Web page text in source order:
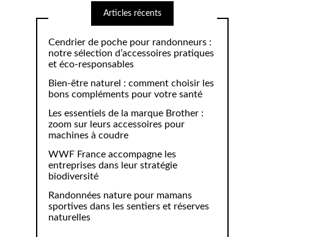
Articles récents
Cendrier de poche pour randonneurs :
notre sélection d’accessoires pratiques
et éco-responsables
Bien-être naturel : comment choisir les
bons compléments pour votre santé
Les essentiels de la marque Brother :
zoom sur leurs accessoires pour
machines à coudre
WWF France accompagne les
entreprises dans leur stratégie
biodiversité
Randonnées nature pour mamans
sportives dans les sentiers et réserves
naturelles